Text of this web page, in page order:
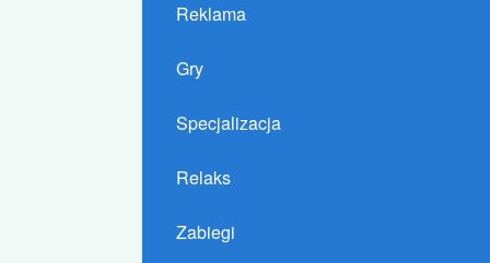
Reklama
Gry
Specjalizacja
Relaks
Zabiegi